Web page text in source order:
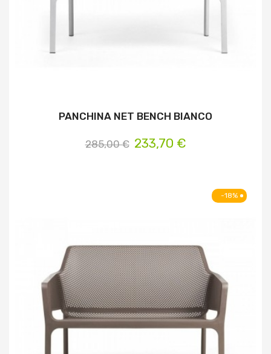
PANCHINA NET BENCH BIANCO
285,00 € 233,70 €
-18%